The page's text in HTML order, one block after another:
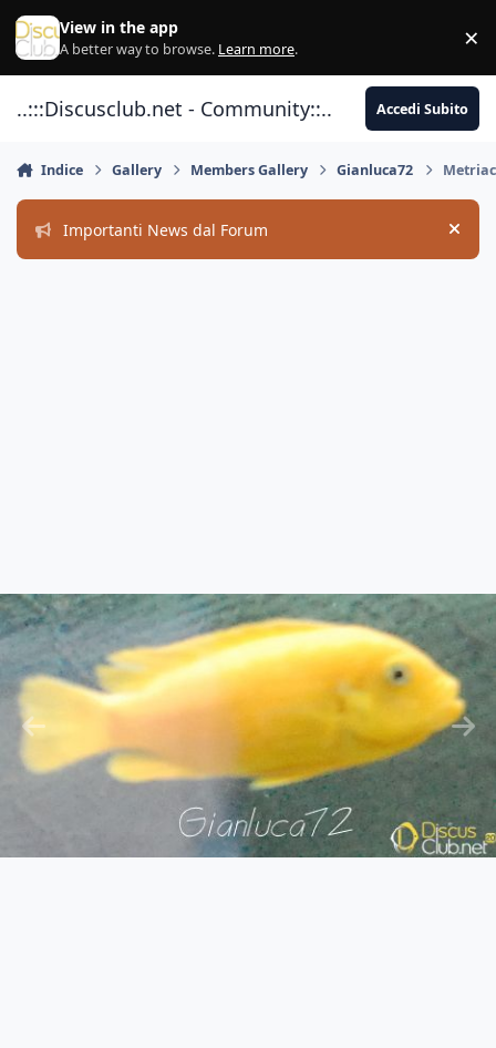
Vai al contenuto
View in the app
A better way to browse. Learn more. ×
..:::Discusclub.net - Community::.. Accedi Subito
Indice Gallery Members Gallery Gianluca72
Importanti News dal Forum Hide